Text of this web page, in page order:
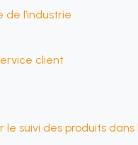
l’industrie
client
suivi des produits dans